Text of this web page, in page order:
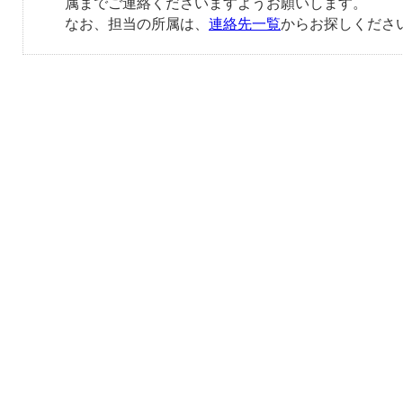
属までご連絡くださいますようお願いします。
なお、担当の所属は、 連絡先一覧からお探しくださ